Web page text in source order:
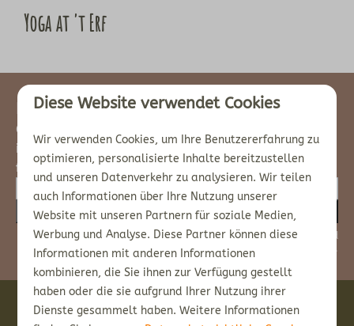
Yoga at 't Erf
Newsletter
Continue to enjoy at home and stay
informed about our yard? Then sign up
for our newsletter:
Abonnieren
Gesichert durch reCaptcha,Datenschutzbestimmungen
und
Servicebedingungen
gelten.
Bezahlen Sie sicher
Diese Website verwendet Cookies
Wir verwenden Cookies, um Ihre Benutzererfahrung zu
optimieren, personalisierte Inhalte bereitzustellen
und unseren Datenverkehr zu analysieren. Wir teilen
auch Informationen über Ihre Nutzung unserer
Website mit unseren Partnern für soziale Medien,
Werbung und Analyse. Diese Partner können diese
Informationen mit anderen Informationen
kombinieren, die Sie ihnen zur Verfügung gestellt
haben oder die sie aufgrund Ihrer Nutzung ihrer
Dienste gesammelt haben. Weitere Informationen